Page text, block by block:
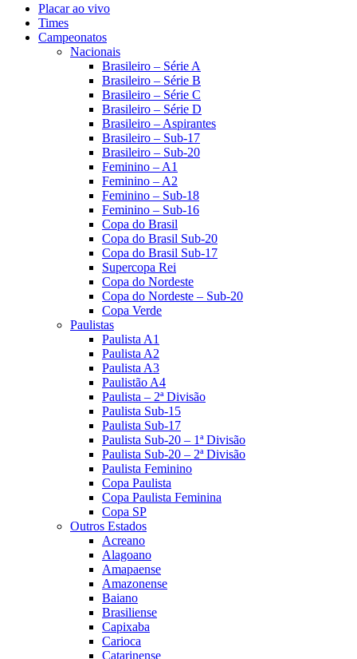
Placar ao vivo
Times
Campeonatos
Nacionais
Brasileiro – Série A
Brasileiro – Série B
Brasileiro – Série C
Brasileiro – Série D
Brasileiro – Aspirantes
Brasileiro – Sub-17
Brasileiro – Sub-20
Feminino – A1
Feminino – A2
Feminino – Sub-18
Feminino – Sub-16
Copa do Brasil
Copa do Brasil Sub-20
Copa do Brasil Sub-17
Supercopa Rei
Copa do Nordeste
Copa do Nordeste – Sub-20
Copa Verde
Paulistas
Paulista A1
Paulista A2
Paulista A3
Paulistão A4
Paulista – 2ª Divisão
Paulista Sub-15
Paulista Sub-17
Paulista Sub-20 – 1ª Divisão
Paulista Sub-20 – 2ª Divisão
Paulista Feminino
Copa Paulista
Copa Paulista Feminina
Copa SP
Outros Estados
Acreano
Alagoano
Amapaense
Amazonense
Baiano
Brasiliense
Capixaba
Carioca
Catarinense